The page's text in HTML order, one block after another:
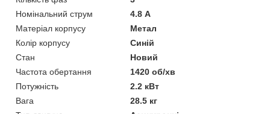
Номінальний струм
4.8 А
Матеріал корпусу
Метал
Колір корпусу
Синій
Стан
Новий
Частота обертання
1420 об/хв
Потужність
2.2 кВт
Вага
28.5 кг